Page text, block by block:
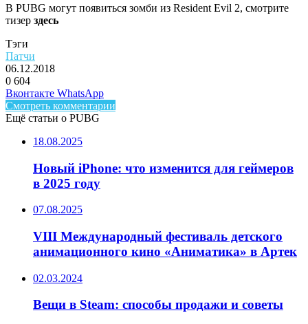
В PUBG могут появиться зомби из Resident Evil 2, смотрите
тизер здесь
Тэги
Патчи
06.12.2018
0 604
Facebook
Twitter
LinkedIn
Вконтакте WhatsAppTelegram
Смотреть комментарии
Ещё статьи о PUBG
18.08.2025
Новый iPhone: что изменится для геймеров
в 2025 году
07.08.2025
VIII Международный фестиваль детского
анимационного кино «Аниматика» в Артек
02.03.2024
Вещи в Steam: способы продажи и советы